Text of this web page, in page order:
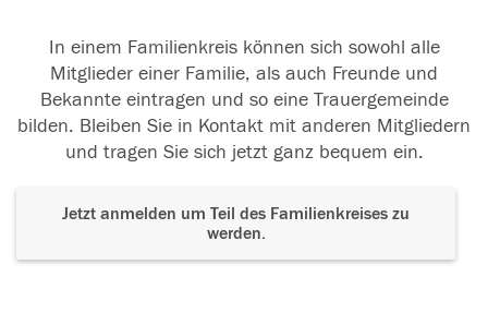
In einem Familienkreis können sich sowohl alle
Mitglieder einer Familie, als auch Freunde und
Bekannte eintragen und so eine Trauergemeinde
bilden. Bleiben Sie in Kontakt mit anderen Mitgliedern
und tragen Sie sich jetzt ganz bequem ein.
Jetzt anmelden um Teil des Familienkreises zu
werden.